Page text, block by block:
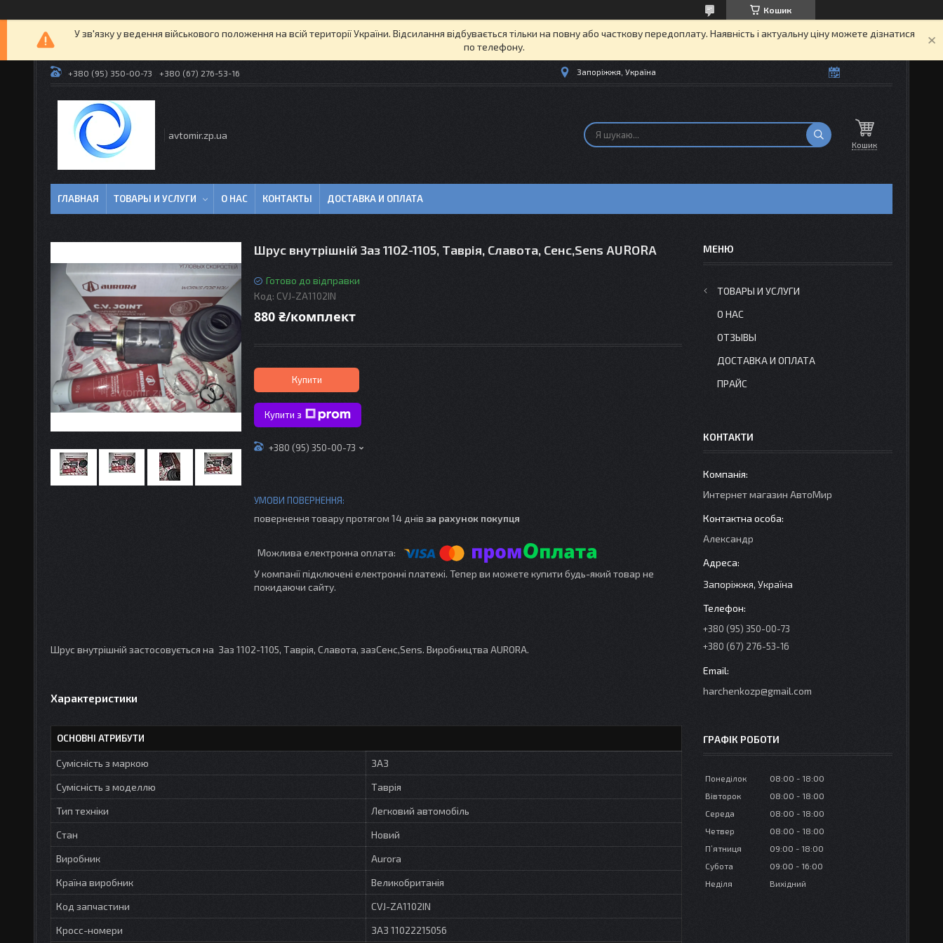
Кошик
У зв'язку у ведення військового положення на всій території України. Відсилання відбувається тільки на повну або часткову передоплату. Наявність і актуальну ціну можете дізнатися
по телефону.
+380 (95) 350-00-73 +380 (67) 276-53-16 Запоріжжя, Україна
avtomir.zp.ua
Кошик
ГЛАВНАЯ ТОВАРЫ И УСЛУГИ О НАС КОНТАКТЫ ДОСТАВКА И ОПЛАТА
Шрус внутрішній Заз 1102-1105, Таврія, Славота, Сенс,Sens AURORA
Готово до відправки
Код: CVJ-ZA1102IN
880 ₴/комплект
Купити
Купити з
+380 (95) 350-00-73
повернення товару протягом 14 днів за рахунок покупця
У компанії підключені електронні платежі. Тепер ви можете купити будь-який товар не
покидаючи сайту.
Шрус внутрішній застосовується на Заз 1102-1105, Таврія, Славота, зазСенс,Sens. Виробництва AURORA.
Характеристики
ОСНОВНІ АТРИБУТИ
Сумісність з маркою
ЗАЗ
Сумісність з моделлю
Таврія
Тип техніки
Легковий автомобіль
Стан
Новий
Виробник
Aurora
Країна виробник
Великобританія
Код запчастини
CVJ-ZA1102IN
Кросс-номери
ЗАЗ 11022215056
ТОВАРЫ И УСЛУГИ
О НАС
ОТЗЫВЫ
ДОСТАВКА И ОПЛАТА
ПРАЙС
КОНТАКТИ
Интернет магазин АвтоМир
Александр
Запоріжжя, Україна
+380 (95) 350-00-73
+380 (67) 276-53-16
harchenkozp@gmail.com
ГРАФІК РОБОТИ
Понеділок 08:00
18:00
Вівторок
08:00
18:00
Середа
08:00
18:00
Четвер
08:00
18:00
Пʼятниця
09:00
18:00
Субота
09:00
16:00
Неділя
Вихідний